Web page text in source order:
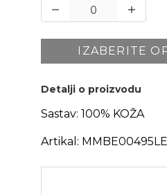
IZABERITE
Detalji o proizvodu
Sastav: 100% KOŽA
Artikal: